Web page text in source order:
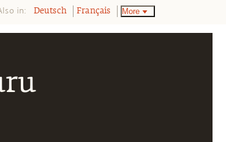
in: Deutsch Français More